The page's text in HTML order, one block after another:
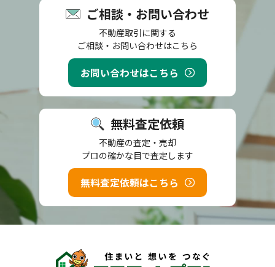
ご相談・お問い合わせ
不動産取引に関する
ご相談・お問い合わせはこちら
お問い合わせはこちら
無料査定依頼
不動産の査定・売却
プロの確かな目で査定します
無料査定依頼はこちら